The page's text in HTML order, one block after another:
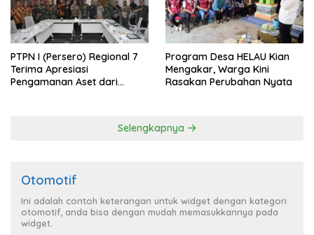
PTPN I (Persero) Regional 7
Terima Apresiasi
Pengamanan Aset dari
Program Desa HELAU Kian
Mengakar, Warga Kini
Rasakan Perubahan Nyata
Selengkapnya
Otomotif
Ini adalah contoh keterangan untuk widget dengan kategori
otomotif, anda bisa dengan mudah memasukkannya pada
widget.